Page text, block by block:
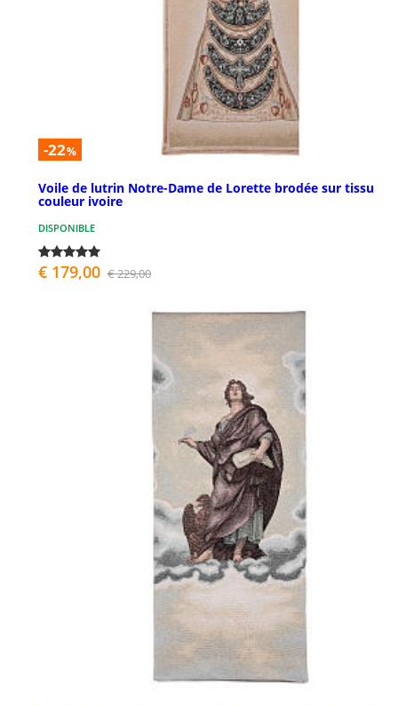
-22%
Voile de lutrin Notre-Dame de Lorette brodée sur tissu
couleur ivoire
DISPONIBLE
€ 179,00 € 229,00